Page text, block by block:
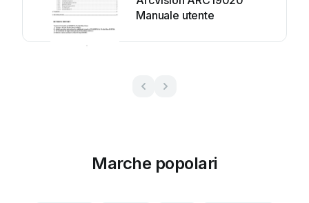
Manuale utente
Marche popolari